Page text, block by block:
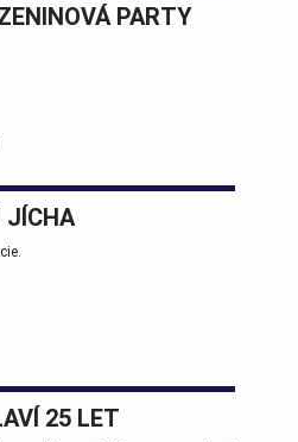
PARTY
JÍCHA
25 LET